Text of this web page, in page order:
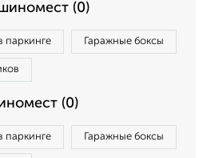
(0)
паркинге Гаражные боксы
(0)
паркинге Гаражные боксы